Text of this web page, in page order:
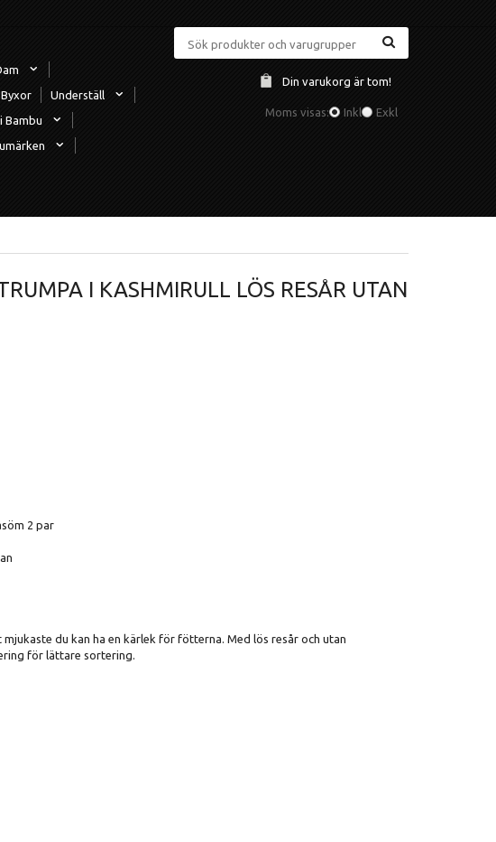
Byxor
Underställ
Bambu
Din varukorg är tom!
Moms visas: Inkl Exkl
I KASHMIRULL LÖS RESÅR UTAN
2 par
du kan ha en kärlek för fötterna. Med lös resår och utan
för lättare sortering.